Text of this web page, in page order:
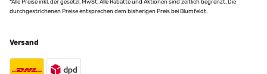
Übersetzen
Un cadre original et plutôt pas mal ! La finition des détails en creux
n'est pas au top, mais nous ne sommes pas dans une gamme de
*Alle Preise inkl. der gesetzl. MwSt. Alle Rabatte und Aktionen sind zeitlich begrenzt. Die
durchgestrichenen Preise entsprechen dem bisherigen Preis bei Blumfeldt.
Versand